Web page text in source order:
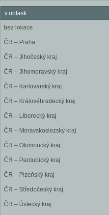
v oblasti
bez lokace
ČR – Praha
ČR – Jihočeský kraj
ČR – Jihomoravský kraj
ČR – Karlovarský kraj
ČR – Královéhradecký kraj
ČR – Liberecký kraj
ČR – Moravskoslezský kraj
ČR – Olomoucký kraj
ČR – Pardubický kraj
ČR – Plzeňský kraj
ČR – Středočeský kraj
ČR – Ústecký kraj